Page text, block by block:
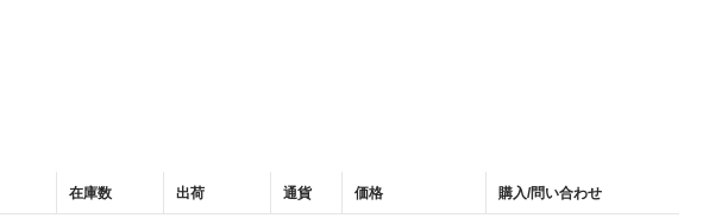
在庫数 出荷 通貨 価格
購入/問い合わせ